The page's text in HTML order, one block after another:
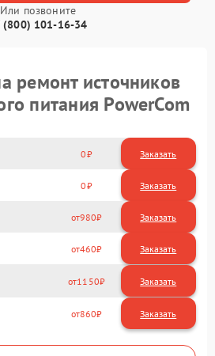
Или позвоните
(800) 101-16-34
ремонт источников
питания PowerCom
0 Заказать
0 Заказать
980
460
1150
860